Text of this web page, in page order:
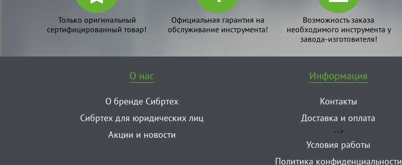
Только оригинальный
сертифицированный товар!
Официальная гарантия на
обслуживание инструмента!
Возможность заказа
необходимого инструмента у
завода-изготовителя!
О нас
О бренде Сибртех
Сибртех для юридических лиц
Акции и новости
Информация
Контакты
Доставка и оплата
-->
Условия работы
Политика конфиденциальности